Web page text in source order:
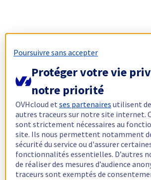
Poursuivre sans accepter
Protéger votre vie
notre priorité
OVHcloud etses partenaires utilisent
autres traceurs sur notre site internet.
sont strictement nécessaires au
site. Ils nous permettent notamment
sécurité du service ou d'assurer
fonctionnalités essentielles. D’autres
de réaliser des mesures d’audience
traceurs sont exemptés de